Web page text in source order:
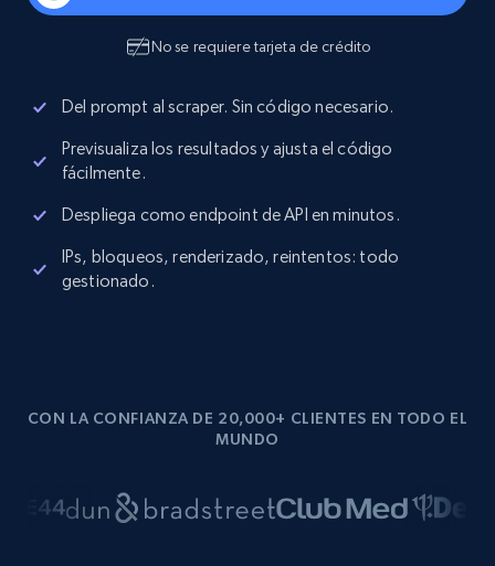
No se requiere tarjeta de crédito
Del prompt al scraper. Sin código necesario.
Previsualiza los resultados y ajusta el código
fácilmente.
Despliega como endpoint de API en minutos.
IPs, bloqueos, renderizado, reintentos: todo
gestionado.
CON LA CONFIANZA DE 20,000+ CLIENTES EN TODO EL
MUNDO